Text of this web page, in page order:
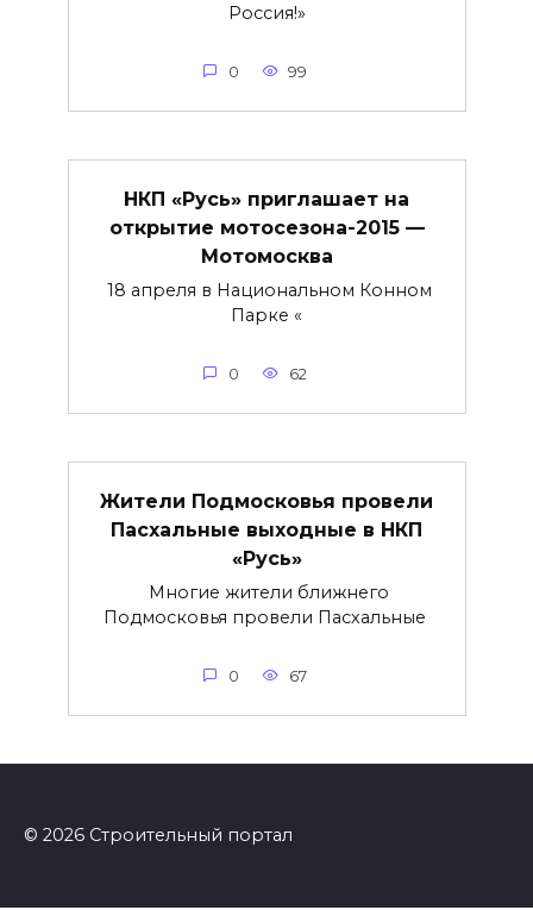
Россия!»
0 99
НКП «Русь» приглашает на
открытие мотосезона-2015 —
Мотомосква
18 апреля в Национальном Конном
Парке «
0 62
Жители Подмосковья провели
Пасхальные выходные в НКП
«Русь»
Многие жители ближнего
Подмосковья провели Пасхальные
0 67
© 2026 Строительный портал